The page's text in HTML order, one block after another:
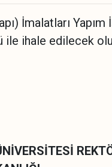
İmalatları Yapım
ile ihale edilecek